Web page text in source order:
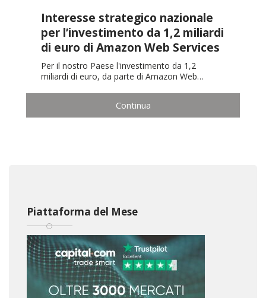
Interesse strategico nazionale
per l’investimento da 1,2 miliardi
di euro di Amazon Web Services
Per il nostro Paese l'investimento da 1,2
miliardi di euro, da parte di Amazon Web…
Continua
Piattaforma del Mese